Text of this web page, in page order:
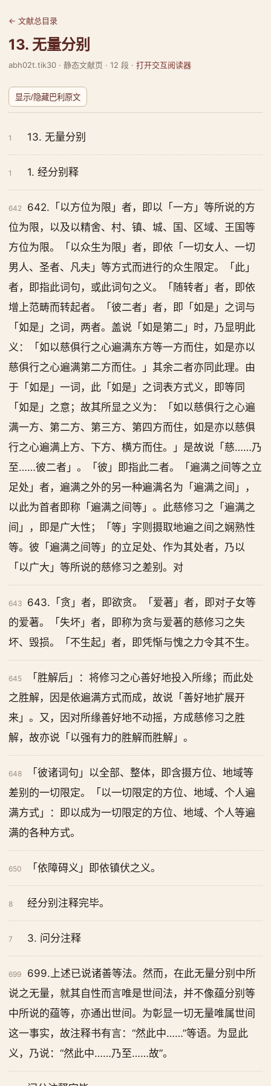
← 文献总目录
13. 无量分别
abh02t.tik30 · 静态文献页 · 12 段 · 打开交互阅读器
显示/隐藏巴利原文
1 13. 无量分别
1 1. 经分别释
642
642.「以方位为限」者，即以「一方」等所说的方
位为限，以及以精舍、村、镇、城、国、区域、王国等
方位为限。「以众生为限」者，即依「一切女人、一切
男人、圣者、凡夫」等方式而进行的众生限定。「此」
者，即指此词句，或此词句之义。「随转者」者，即依
增上范畴而转起者。「彼二者」者，即「如是」之词与
「如是」之词，两者。盖说「如是第二」时，乃显明此
义：「如以慈俱行之心遍满东方等一方而住，如是亦以
慈俱行之心遍满第二方而住。」其余二者亦同此理。由
于「如是」一词，此「如是」之词表方式义，即等同
「如是」之意；故其所显之义为：「如以慈俱行之心遍
满一方、第二方、第三方、第四方而住，如是亦以慈俱
行之心遍满上方、下方、横方而住。」是故说「慈……乃
至……彼二者」。「彼」即指此二者。「遍满之间等之立
足处」者，遍满之外的另一种遍满名为「遍满之间」，
以此为首者即称「遍满之间等」。此慈修习之「遍满之
间」，即是广大性；「等」字则摄取地遍之间之娴熟性
等。彼「遍满之间等」的立足处、作为其处者，乃以
「以广大」等所说的慈修习之差别。对
643
643.「贪」者，即欲贪。「爱著」者，即对子女等
的爱著。「失坏」者，即称为贪与爱著的慈修习之失
坏、毁损。「不生起」者，即凭惭与愧之力令其不生。
645
「胜解后」：将修习之心善好地投入所缘；而此处
之胜解，因是依遍满方式而成，故说「善好地扩展开
来」。又，因对所缘善好地不动摇，方成慈修习之胜
解，故亦说「以强有力的胜解而胜解」。
648
「彼诸词句」以全部、整体，即含摄方位、地域等
差别的一切限定。「以一切限定的方位、地域、个人遍
满方式」：即以成为一切限定的方位、地域、个人等遍
满的各种方式。
650 「依障碍义」即依镇伏之义。
8 经分别注释完毕。
7 3. 问分注释
699
699.上述已说诸善等法。然而，在此无量分别中所
说之无量，就其自性而言唯是世间法，并不像蕴分别等
中所说的蕴等，亦通出世间。为彰显一切无量唯属世间
这一事实，故注释书有言：“然此中……”等语。为显此
义，乃说：“然此中……乃至……故”。